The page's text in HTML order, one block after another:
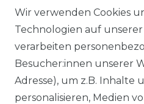
BEZAHLUNG
KLIMA- UND
LEXIKON
Wir verwenden Cookies
Technologien auf
verarbeiten
Besucher:innen unserer
Adresse), um z.B. Inhalte
personalisieren, Medien